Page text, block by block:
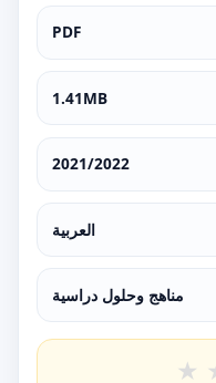
PDF
1.41MB
2021/2022
العربية
مناهج وحلول دراسية
★